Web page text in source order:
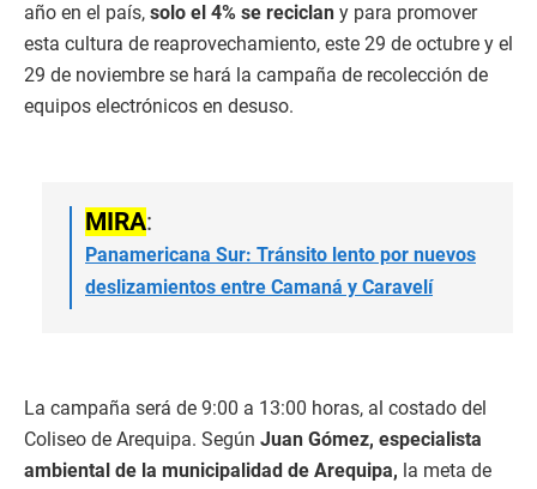
año en el país, solo el 4% se reciclan y para promover
esta cultura de reaprovechamiento, este 29 de octubre y el
29 de noviembre se hará la campaña de recolección de
equipos electrónicos en desuso.
MIRA:
Panamericana Sur: Tránsito lento por nuevos
deslizamientos entre Camaná y Caravelí
La campaña será de 9:00 a 13:00 horas, al costado del
Coliseo de Arequipa. Según Juan Gómez, especialista
ambiental de la municipalidad de Arequipa, la meta de